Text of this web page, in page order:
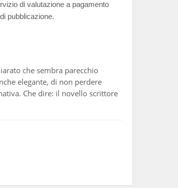
di valutazione a pagamento
pubblicazione.
che sembra parecchio
elegante, di non perdere
Che dire: il novello scrittore